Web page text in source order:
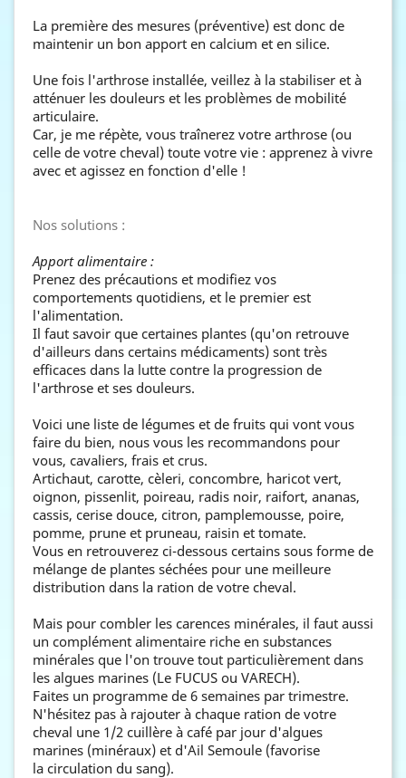
La première des mesures (préventive) est donc de
maintenir un bon apport en calcium et en silice.
Une fois l'arthrose installée, veillez à la stabiliser et à
atténuer les douleurs et les problèmes de mobilité
articulaire.
Car, je me répète, vous traînerez votre arthrose (ou
celle de votre cheval) toute votre vie : apprenez à vivre
avec et agissez en fonction d'elle !
Nos solutions :
Apport alimentaire :
Prenez des précautions et modifiez vos
comportements quotidiens, et le premier est
l'alimentation.
Il faut savoir que certaines plantes (qu'on retrouve
d'ailleurs dans certains médicaments) sont très
efficaces dans la lutte contre la progression de
l'arthrose et ses douleurs.
Voici une liste de légumes et de fruits qui vont vous
faire du bien, nous vous les recommandons pour
vous, cavaliers, frais et crus.
Artichaut, carotte, cèleri, concombre, haricot vert,
oignon, pissenlit, poireau, radis noir, raifort, ananas,
cassis, cerise douce, citron, pamplemousse, poire,
pomme, prune et pruneau, raisin et tomate.
Vous en retrouverez ci-dessous certains sous forme de
mélange de plantes séchées pour une meilleure
distribution dans la ration de votre cheval.
Mais pour combler les carences minérales, il faut aussi
un complément alimentaire riche en substances
minérales que l'on trouve tout particulièrement dans
les algues marines (Le FUCUS ou VARECH).
Faites un programme de 6 semaines par trimestre.
N'hésitez pas à rajouter à chaque ration de votre
cheval une 1/2 cuillère à café par jour d'algues
marines (minéraux) et d'Ail Semoule (favorise
la circulation du sang).